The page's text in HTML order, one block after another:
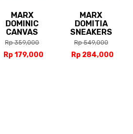
MARX
DOMINIC
CANVAS
Rp 359,000
Rp 179,000
MARX
DOMITIA
SNEAKERS
Rp 549,000
Rp 284,000